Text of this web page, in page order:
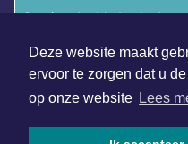
Deze website maakt
ervoor te zorgen dat u
op onze website Lees
Overige dagbladen in de
Algemene voorwaarden
Disclaimer